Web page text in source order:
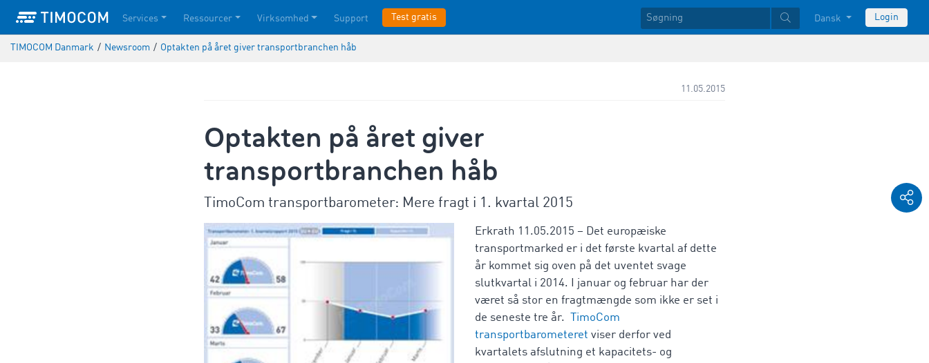
Services Ressourcer Virksomhed Support Test gratis Dansk Login
TIMOCOM Danmark / Newsroom / Optakten på året giver transportbranchen håb
11.05.2015
Optakten på året giver
transportbranchen håb
TimoCom transportbarometer: Mere fragt i 1. kvartal 2015
Erkrath 11.05.2015 – Det europæiske
transportmarked er i det første kvartal af dette
år kommet sig oven på det uventet svage
slutkvartal i 2014. I januar og februar har der
været så stor en fragtmængde som ikke er set i
de seneste tre år.
TimoCom
transportbarometeret viser derfor ved
kvartalets afslutning et kapacitets- og